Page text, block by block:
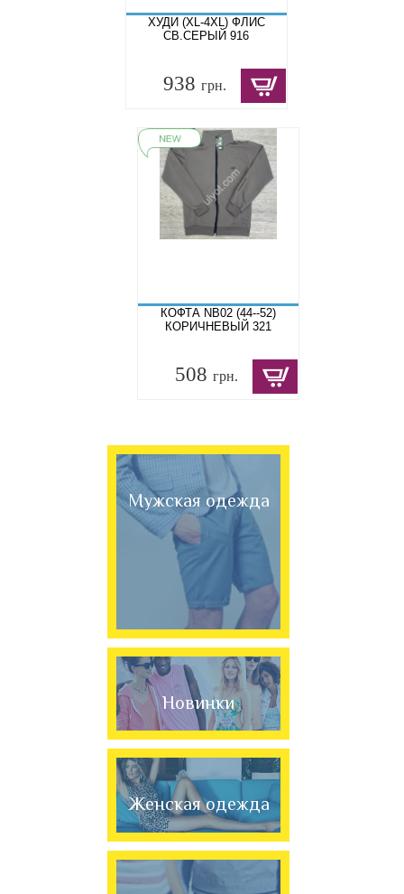
ХУДИ (XL-4XL) ФЛИС
СВ.СЕРЫЙ 916
938 грн.
КОФТА NB02 (44--52)
КОРИЧНЕВЫЙ 321
508 грн.
Мужская одежда
Новинки
Женская одежда